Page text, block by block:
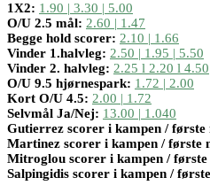
1X2: 1.90 | 3.30 | 5.00
O/U 2.5 mål: 2.60 | 1.47
Begge hold scorer: 2.10 | 1.66
Vinder 1.halvleg: 2.50 | 1.95 | 5.50
Vinder 2. halvleg: 2.25 l 2.20 l 4.50
O/U 9.5 hjørnespark: 1.72 | 2.00
Kort O/U 4.5: 2.00 | 1.72
Selvmål Ja/Nej: 13.00 | 1.040
Gutierrez scorer i kampen / første
Martinez scorer i kampen / første
Mitroglou scorer i kampen /
Salpingidis scorer i kampen /